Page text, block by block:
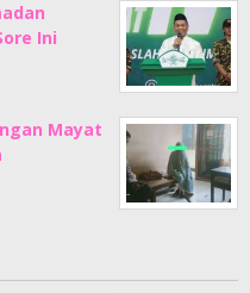
Ini
Mayat